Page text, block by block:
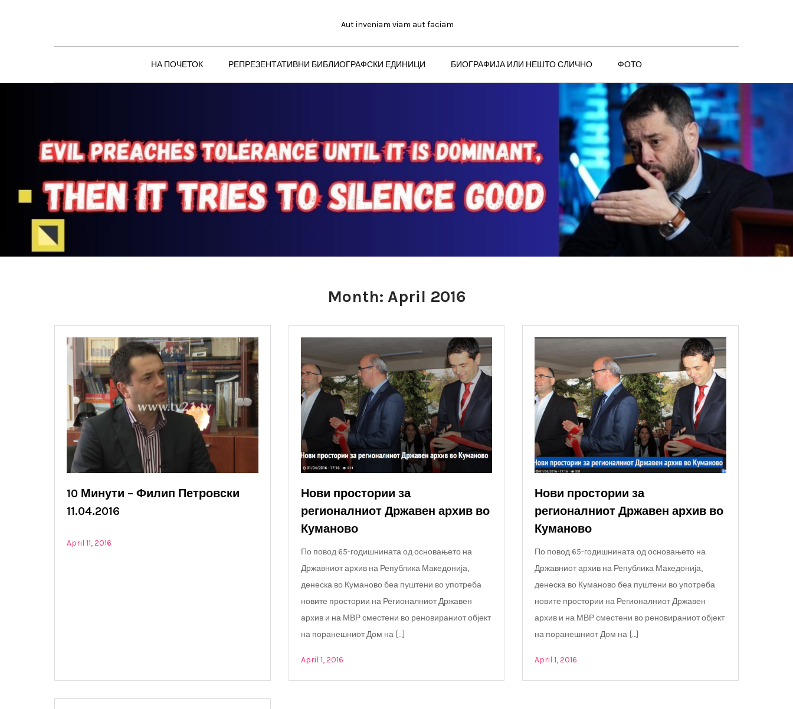
Aut inveniam viam aut faciam
НА ПОЧЕТОК РЕПРЕЗЕНТАТИВНИ БИБЛИОГРАФСКИ ЕДИНИЦИ БИОГРАФИЈА ИЛИ НЕШТО СЛИЧНО ФОТО
Month: April 2016
10 Минути – Филип Петровски
11.04.2016
April 11, 2016
Нови простории за
регионалниот Државен архив во
Куманово
По повод 65-годишнината од основањето на
Државниот архив на Република Македонија,
денеска во Куманово беа пуштени во употреба
новите простории на Регионалниот Државен
архив и на МВР сместени во реновираниот објект
на поранешниот Дом на […]
April 1, 2016
Нови простории за
регионалниот Државен архив во
Куманово
По повод 65-годишнината од основањето на
Државниот архив на Република Македонија,
денеска во Куманово беа пуштени во употреба
новите простории на Регионалниот Државен
архив и на МВР сместени во реновираниот објект
на поранешниот Дом на […]
April 1, 2016